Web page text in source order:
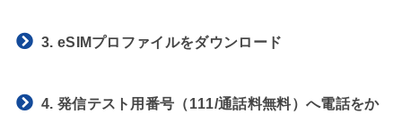
3. eSIMプロファイルをダウンロード
4. 発信テスト用番号（111/通話料無料）へ電話をか